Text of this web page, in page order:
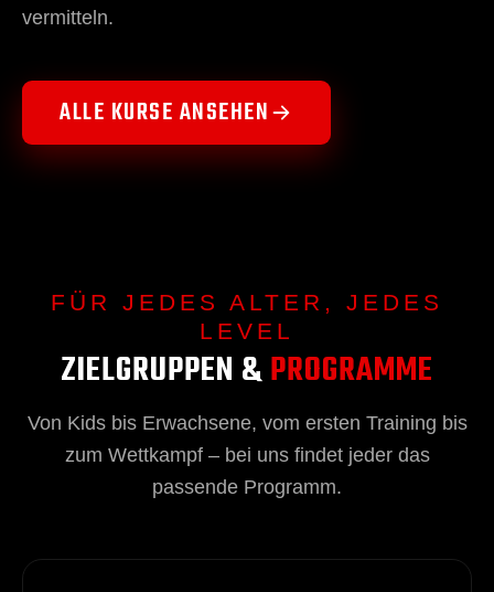
vermitteln.
ALLE KURSE ANSEHEN
FÜR JEDES ALTER, JEDES
LEVEL
ZIELGRUPPEN &PROGRAMME
Von Kids bis Erwachsene, vom ersten Training bis
zum Wettkampf – bei uns findet jeder das
passende Programm.